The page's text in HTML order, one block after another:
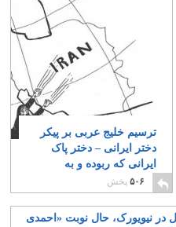
ترسیم خلیج عربی بر پیکر
دختر ایرانی – دختر پاک
ایرانی که ربوده و به
فروش رساندند
۵۰۶ پخش
در نیویورک، حال نوبت «احمدی